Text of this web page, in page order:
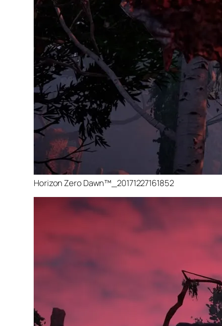
Horizon Zero Dawn™_20171227161852